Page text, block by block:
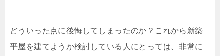
どういった点に後悔してしまったのか？これから新築
平屋を建てようか検討している人にとっては、非常に